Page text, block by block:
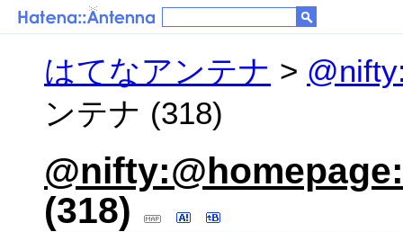
はてなアンテナ >
ンテナ (318)
(318)